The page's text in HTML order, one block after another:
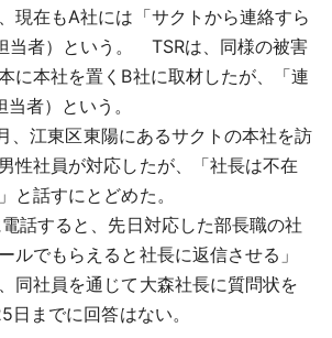
現在もA社には「サクトから連絡すら
当者）という。 TSRは、同様の被害
に本社を置くB社に取材したが、「連
者）という。
、江東区東陽にあるサクトの本社を訪
性社員が対応したが、「社長は不在
と話すにとどめた。
話すると、先日対応した部長職の社
ルでもらえると社長に返信させる」
同社員を通じて大森社長に質問状を
までに回答はない。